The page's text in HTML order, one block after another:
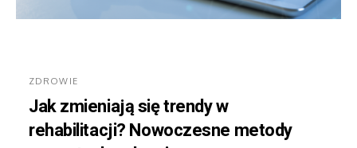
ZDROWIE
Jak zmieniają się trendy w
rehabilitacji? Nowoczesne metody